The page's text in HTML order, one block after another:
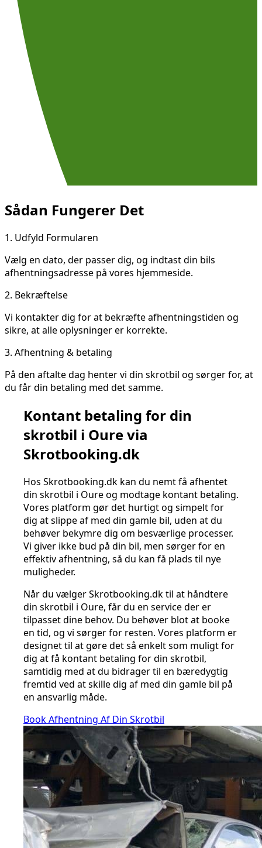
Sådan Fungerer Det
1. Udfyld Formularen
Vælg en dato, der passer dig, og indtast din bils
afhentningsadresse på vores hjemmeside.
2. Bekræftelse
Vi kontakter dig for at bekræfte afhentningstiden og
sikre, at alle oplysninger er korrekte.
3. Afhentning & betaling
På den aftalte dag henter vi din skrotbil og sørger for, at
du får din betaling med det samme.
Kontant betaling for din
skrotbil i Oure via
Skrotbooking.dk
Hos Skrotbooking.dk kan du nemt få afhentet
din skrotbil i Oure og modtage kontant betaling.
Vores platform gør det hurtigt og simpelt for
dig at slippe af med din gamle bil, uden at du
behøver bekymre dig om besværlige processer.
Vi giver ikke bud på din bil, men sørger for en
effektiv afhentning, så du kan få plads til nye
muligheder.
Når du vælger Skrotbooking.dk til at håndtere
din skrotbil i Oure, får du en service der er
tilpasset dine behov. Du behøver blot at booke
en tid, og vi sørger for resten. Vores platform er
designet til at gøre det så enkelt som muligt for
dig at få kontant betaling for din skrotbil,
samtidig med at du bidrager til en bæredygtig
fremtid ved at skille dig af med din gamle bil på
en ansvarlig måde.
Book Afhentning Af Din Skrotbil